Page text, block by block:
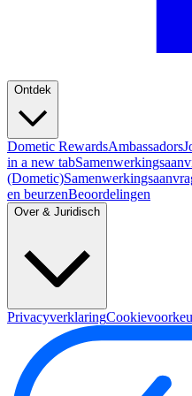
Ontdek
Dometic RewardsAmbassadors
in a new tab
(Dometic)
en beurzenBeoordelingen
Over & Juridisch
Privacyverklaring